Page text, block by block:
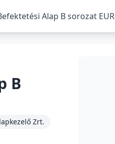
Alap B sorozat EUR
B
Zrt.